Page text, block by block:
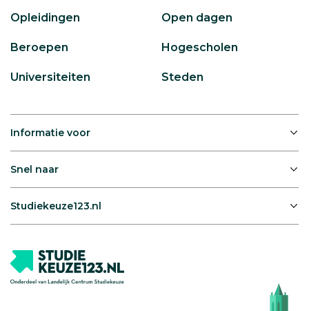
Opleidingen Open dagen
Beroepen Hogescholen
Universiteiten Steden
Informatie voor
Snel naar
Studiekeuze123.nl